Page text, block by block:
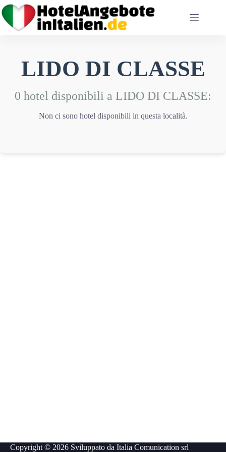
Salta
al
contenuto
LIDO DI CLASSE
0 hotel disponibili a LIDO DI CLASSE:
Non ci sono hotel disponibili in questa località.
Copyright © 2026 Sviluppato daItalia Comunication srl